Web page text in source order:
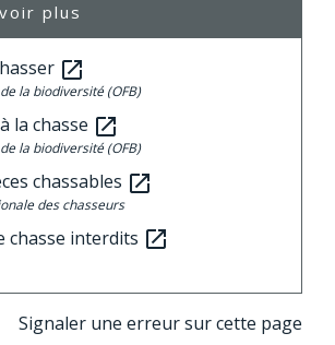
plus
open_in_new
la biodiversité (OFB)
la chasse open_in_new
la biodiversité (OFB)
chassables open_in_new
des chasseurs
chasse interdits open_in_new
Signaler une erreur sur cette page